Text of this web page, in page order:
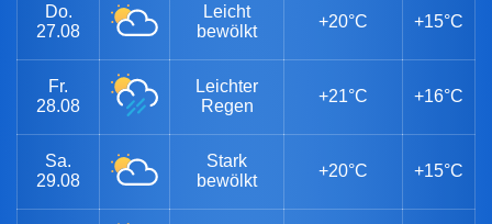
Do.
27.08
Leicht
bewölkt
+20°C +15°C
Fr.
28.08
Leichter
Regen
+21°C +16°C
Sa.
29.08
Stark
bewölkt
+20°C +15°C